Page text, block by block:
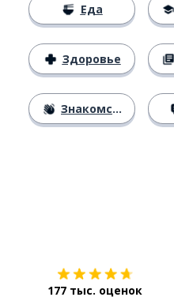
Еда
Здоровье
Знакомство
177 тыс. оценок